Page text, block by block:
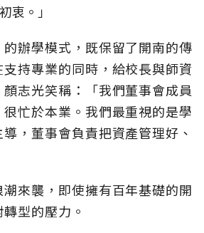
衷。」
辦學模式，既保留了開南的傳
持專業的同時，給校長與師資
志光笑稱：「我們董事會成員
忙於本業。我們最重視的是學
，董事會負責把資產管理好、
來襲，即使擁有百年基礎的開
型的壓力。